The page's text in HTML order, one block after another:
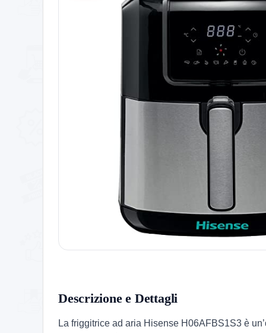
Descrizione e Dettagli
La friggitrice ad aria Hisense H06AFBS1S3 è